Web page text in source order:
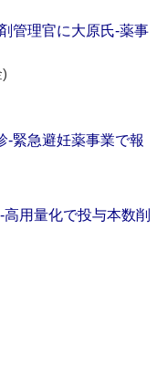
管理官に大原氏‐薬事
‐緊急避妊薬事業で報
高用量化で投与本数削